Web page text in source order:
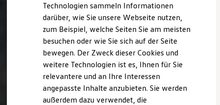
Nachhaltigkeit
Technologie
Kosten und Kauf
Verbrauchskosten
Kaufoptionen
E-Auto-Förderung
Software und Konnektivität
Die ID. Software 6
ID. Software Versionen und Updates
Digitale Extras
Schnittstellen zu Ihrem ID.
Technologien sammeln Informationen
darüber, wie Sie unsere Webseite nutzen,
zum Beispiel, welche Seiten Sie am meisten
besuchen oder wie Sie sich auf der Seite
bewegen. Der Zweck dieser Cookies und
weitere Technologien ist es, Ihnen für Sie
relevantere und an Ihre Interessen
angepasste Inhalte anzubieten. Sie werden
außerdem dazu verwendet, die